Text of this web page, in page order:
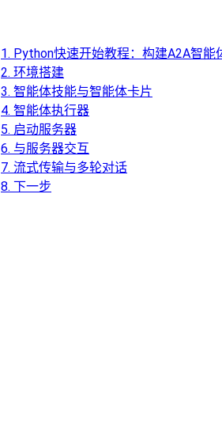
1. Python快速开始教程：构建A2A智能
2. 环境搭建
3. 智能体技能与智能体卡片
4. 智能体执行器
5. 启动服务器
6. 与服务器交互
7. 流式传输与多轮对话
8. 下一步